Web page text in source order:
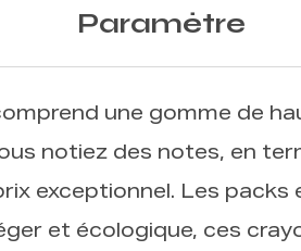
Paramètre
une gomme de
notiez des notes, en
exceptionnel. Les packs
et écologique, ces